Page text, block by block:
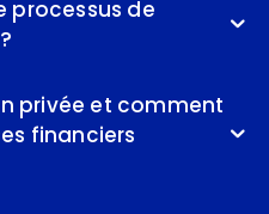
processus de
privée et comment
financiers